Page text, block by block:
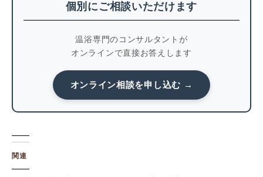
個別にご相談いただけます
温浴専門のコンサルタントが
オンラインで直接お答えします
オンライン相談を申し込む →
関連